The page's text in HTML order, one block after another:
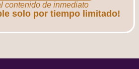
contenido de inmediato
solo por tiempo limitado!